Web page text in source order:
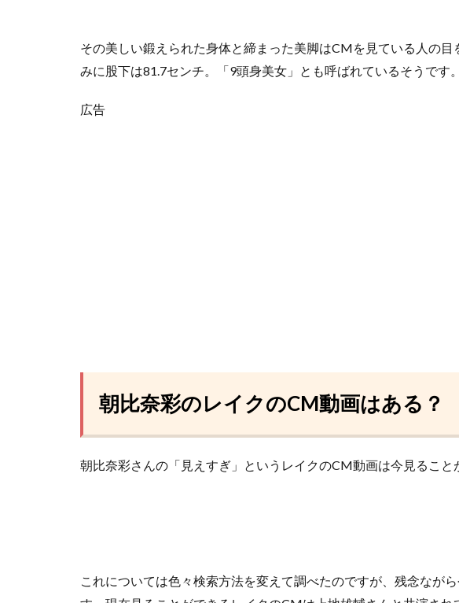
その美しい鍛えられた身体と締まった美脚はCMを見ている人の
みに股下は81.7センチ。「9頭身美女」とも呼ばれているそうです。
広告
朝比奈彩のレイクのCM動画はある？
朝比奈彩さんの「見えすぎ」というレイクのCM動画は今見ること
これについては色々検索方法を変えて調べたのですが、残念なが